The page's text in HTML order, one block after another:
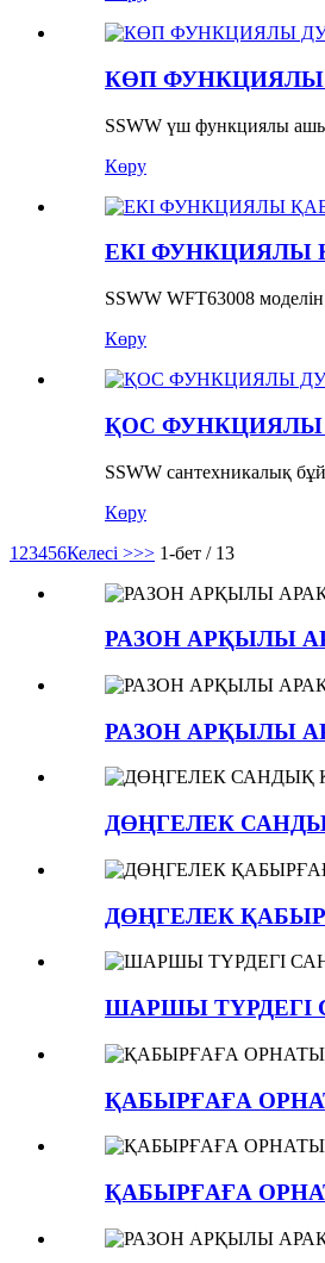
КӨП
SSWW үш функциялы
Көру
ЕКІ ФУНКЦИЯЛЫ
SSWW WFT63008
Көру
ҚОС
SSWW сантехникалық
Көру
1 23456Келесі >>> 1-бет / 13
РАЗОН АРҚЫЛЫ
РАЗОН АРҚЫЛЫ
ДӨҢГЕЛЕК
ДӨҢГЕЛЕК
ШАРШЫ ТҮРДЕГІ
ҚАБЫРҒАҒА
ҚАБЫРҒАҒА